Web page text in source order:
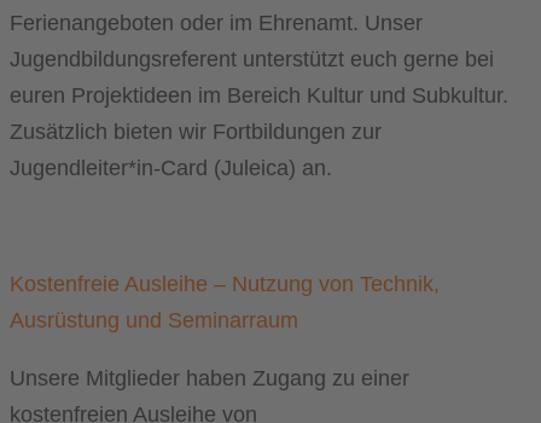
Ferienangeboten oder im Ehrenamt. Unser
Jugendbildungsreferent unterstützt euch gerne bei
euren Projektideen im Bereich Kultur und Subkultur.
Zusätzlich bieten wir Fortbildungen zur
Jugendleiter*in-Card (Juleica) an.
Kostenfreie Ausleihe – Nutzung von Technik,
Ausrüstung und Seminarraum
Unsere Mitglieder haben Zugang zu einer
kostenfreien Ausleihe von